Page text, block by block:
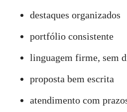
destaques organizados
portfólio consistente
linguagem firme, sem
proposta bem escrita
atendimento com